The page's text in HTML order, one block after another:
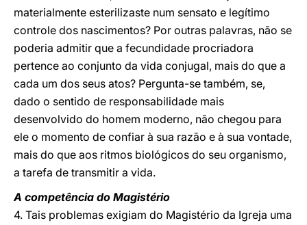
materialmente esterilizaste num sensato e legítimo
controle dos nascimentos? Por outras palavras, não se
poderia admitir que a fecundidade procriadora
pertence ao conjunto da vida conjugal, mais do que a
cada um dos seus atos? Pergunta-se também, se,
dado o sentido de responsabilidade mais
desenvolvido do homem moderno, não chegou para
ele o momento de confiar à sua razão e à sua vontade,
mais do que aos ritmos biológicos do seu organismo,
a tarefa de transmitir a vida.
A competência do Magistério
4. Tais problemas exigiam do Magistério da Igreja uma